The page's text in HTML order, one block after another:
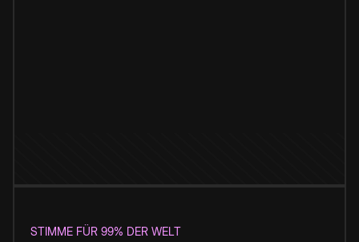
STIMME FÜR 99% DER WELT